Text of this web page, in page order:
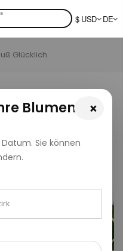
$ USD DE
×
Blumen
Sie können
Glücklich